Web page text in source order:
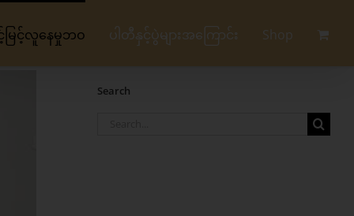
ြင့်လူနေမှုဘဝ ပါတီနှင့်ပွဲများအကြောင်း Shop
Search